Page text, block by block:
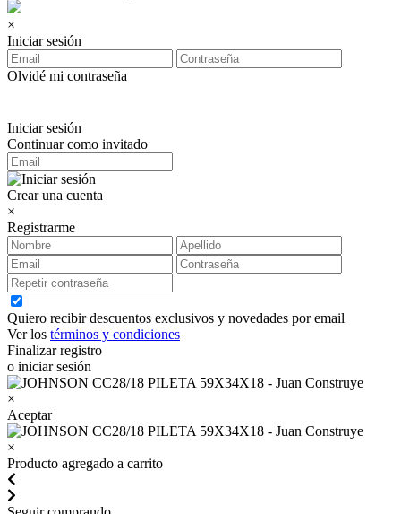
×
Iniciar sesión
Olvidé mi contraseña
Iniciar sesión
Continuar como invitado
Crear una cuenta
×
Registrarme
Quiero recibir descuentos exclusivos y novedades por email
Ver los términos y condiciones
Finalizar registro
o iniciar sesión
×
Aceptar
×
Producto agregado a carrito